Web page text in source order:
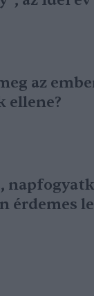
az
ellene?
érdemes